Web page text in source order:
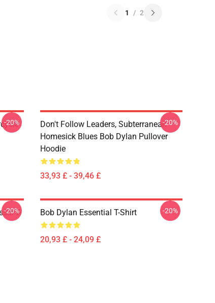
1 / 2
-20%
Don't Follow Leaders, Subterranean
Homesick Blues Bob Dylan Pullover
Hoodie
33,93 £ - 39,46 £
-20%
T-
-20% Bob Dylan Essential T-Shirt
20,93 £ - 24,09 £
-20%